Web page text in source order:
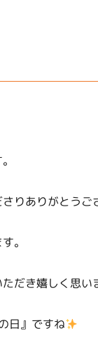
りありがとうご
。
だき嬉しく思い
日』ですね